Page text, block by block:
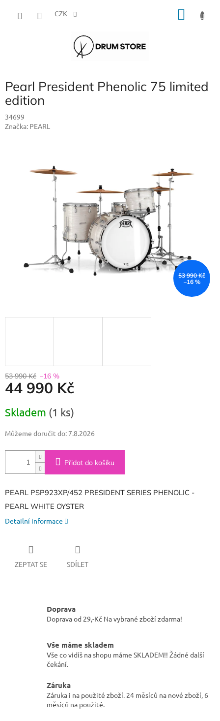
CZK
Pearl President Phenolic 75 limited
edition
34699
Značka: PEARL
53 990 Kč
–16 %
53 990 Kč –16 %
44 990 Kč
cena:
Skladem (1 ks)
Můžeme doručit do: 7.8.2026
Přidat do košíku
PEARL PSP923XP/452 PRESIDENT SERIES PHENOLIC -
PEARL WHITE OYSTER
Detailní informace
ZEPTAT SE SDÍLET
Doprava
Doprava od 29,-Kč Na vybrané zboží zdarma!
Vše máme skladem
Vše co vidíš na shopu máme SKLADEM!! Žádné další
čekání.
Záruka
Záruka i na použité zboží. 24 měsíců na nové zboží, 6
měsíců na použité.